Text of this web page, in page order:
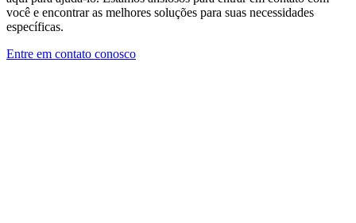
você e encontrar as melhores soluções para suas necessidades
específicas.
Entre em contato conosco